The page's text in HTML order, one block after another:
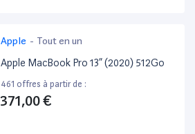
Apple - Tout en un
Apple MacBook Pro 13” (2020) 512Go
461 offres à partir de :
371,00 €